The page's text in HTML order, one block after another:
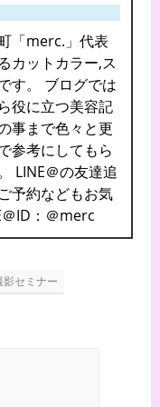
「merc.」代表
カットカラー,ス
す。 ブログでは
役に立つ美容記
事まで色々と更
参考にしてもら
LINE＠の友達追
予約などもお気
＠ID：＠merc
影セミナー